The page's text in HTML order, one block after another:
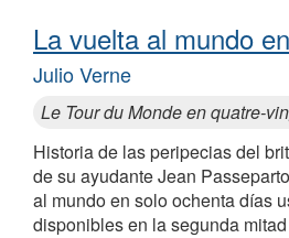
La vuelta al mundo
Julio Verne
Le Tour du Monde en quatre-
Historia de las peripecias del
de su ayudante Jean
al mundo en solo ochenta días
disponibles en la segunda